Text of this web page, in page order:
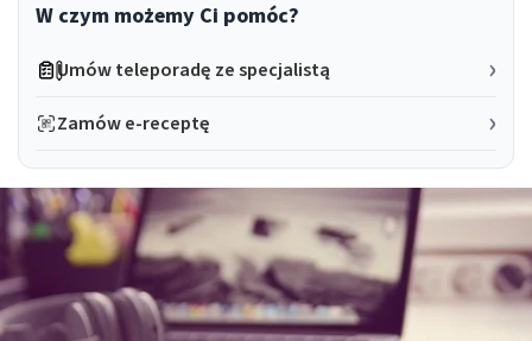
W czym możemy Ci pomóc?
Umów teleporadę ze specjalistą
Zamów e-receptę